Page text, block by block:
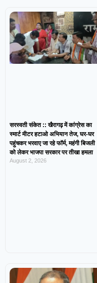
सरस्वती संकेत :: खैरागढ़ में कांग्रेस का
स्मार्ट मीटर हटाओ अभियान तेज, घर-घर
पहुंचकर भरवाए जा रहे फॉर्म, महंगी बिजली
को लेकर भाजपा सरकार पर तीखा हमला
August 2, 2026